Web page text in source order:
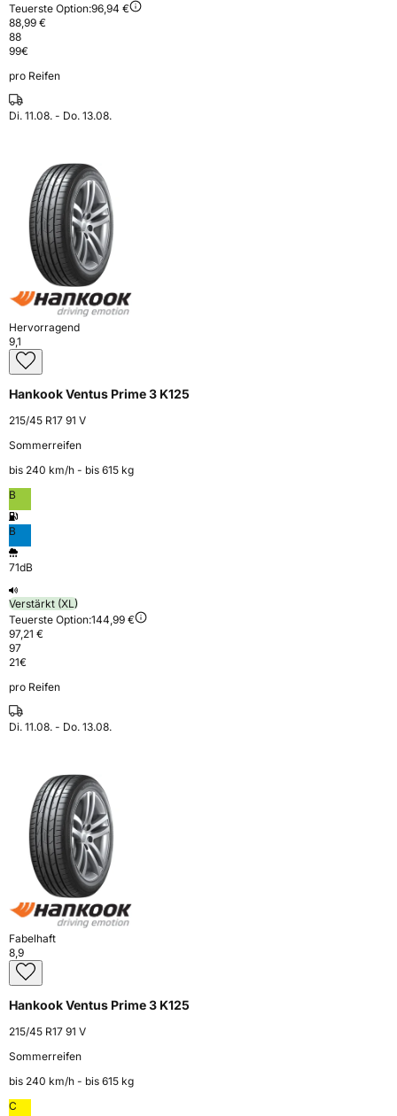
Teuerste Option:96,94 €
88,99 €
88
99€
pro Reifen
Di. 11.08. - Do. 13.08.
Hervorragend
9,1
Hankook Ventus Prime 3 K125
215/45 R17 91 V
Sommerreifen
bis 240 km⁠/⁠h - bis 615 kg
B
B
71dB
Verstärkt (XL)
Teuerste Option:144,99 €
97,21 €
97
21€
pro Reifen
Di. 11.08. - Do. 13.08.
Fabelhaft
8,9
Hankook Ventus Prime 3 K125
215/45 R17 91 V
Sommerreifen
bis 240 km⁠/⁠h - bis 615 kg
C